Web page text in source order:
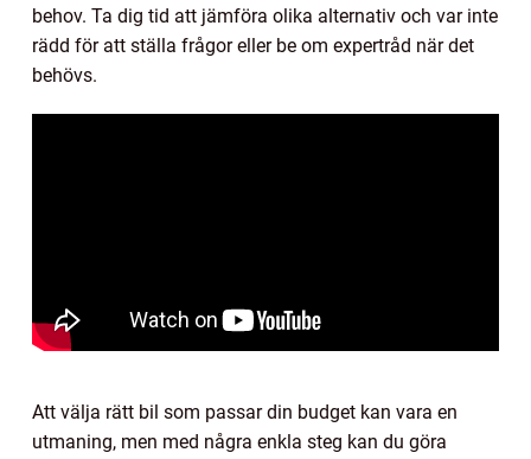
behov. Ta dig tid att jämföra olika alternativ och var inte
rädd för att ställa frågor eller be om expertråd när det
behövs.
Att välja rätt bil som passar din budget kan vara en
utmaning, men med några enkla steg kan du göra